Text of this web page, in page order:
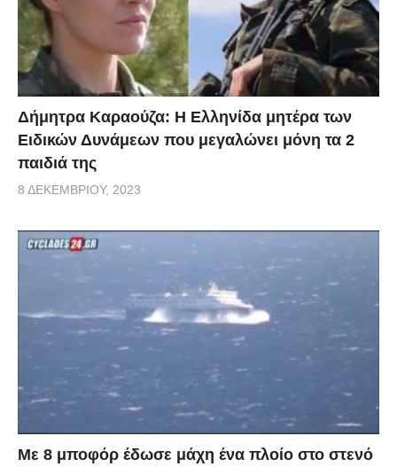
Δήμητρα Καραούζα: Η Ελληνίδα μητέρα των
Ειδικών Δυνάμεων που μεγαλώνει μόνη τα 2
παιδιά της
8 ΔΕΚΕΜΒΡΊΟΥ, 2023
Με 8 μποφόρ έδωσε μάχη ένα πλοίο στο στενό